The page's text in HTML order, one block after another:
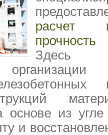
расчет
Здесь
основе из
и